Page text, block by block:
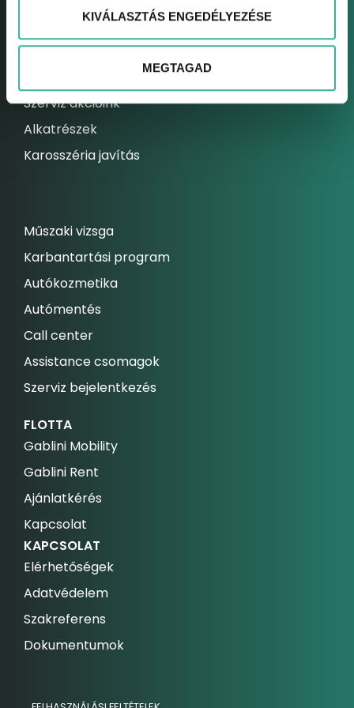
KIVÁLASZTÁS ENGEDÉLYEZÉSE
MEGTAGAD
Elektromos autó szerviz
Kárrendezési centrum
Állandó szolgáltatásaink
Szerviz akcióink
Alkatrészek
Karosszéria javítás
Műszaki vizsga
Karbantartási program
Autókozmetika
Autómentés
Call center
Assistance csomagok
Szerviz bejelentkezés
FLOTTA
Gablini Mobility
Gablini Rent
Ajánlatkérés
Kapcsolat
KAPCSOLAT
Elérhetőségek
Adatvédelem
Szakreferens
Dokumentumok